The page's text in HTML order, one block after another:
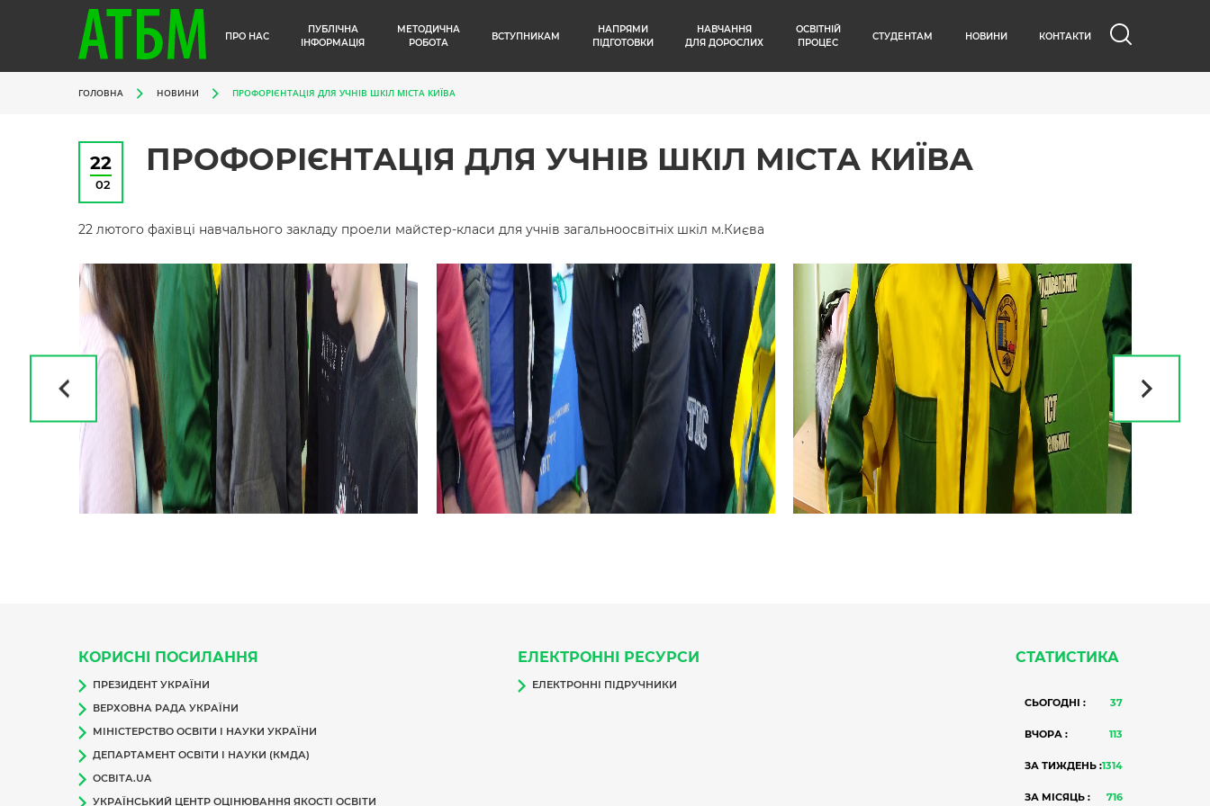
ПРО НАС
ПУБЛІЧНА
ІНФОРМАЦІЯ
МЕТОДИЧНА
РОБОТА
ВСТУПНИКАМ
НАПРЯМИ
ПІДГОТОВКИ
НАВЧАННЯ
ДЛЯ ДОРОСЛИХ
ОСВІТНІЙ
ПРОЦЕС
СТУДЕНТАМ НОВИНИ КОНТАКТИ
ГОЛОВНА НОВИНИ ПРОФОРІЄНТАЦІЯ ДЛЯ УЧНІВ ШКІЛ МІСТА КИЇВА
22
02
ПРОФОРІЄНТАЦІЯ ДЛЯ УЧНІВ ШКІЛ МІСТА КИЇВА
22 лютого фахівці навчального закладу проели майстер-класи для учнів загальноосвітніх шкіл м.Києва
КОРИСНІ ПОСИЛАННЯ
ПРЕЗИДЕНТ УКРАЇНИ
ВЕРХОВНА РАДА УКРАЇНИ
МІНІСТЕРСТВО ОСВІТИ І НАУКИ УКРАЇНИ
ДЕПАРТАМЕНТ ОСВІТИ І НАУКИ (КМДА)
ОСВІТА.UA
УКРАЇНСЬКИЙ ЦЕНТР ОЦІНЮВАННЯ ЯКОСТІ ОСВІТИ
ЕЛЕКТРОННІ РЕСУРСИ
ЕЛЕКТРОННІ ПІДРУЧНИКИ
СТАТИСТИКА
СЬОГОДНІ : 37
ВЧОРА : 113
ЗА ТИЖДЕНЬ :1314
ЗА МІСЯЦЬ : 716